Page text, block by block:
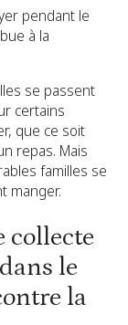
pendant le
à la
se passent
certains
que ce soit
repas. Mais
familles se
manger.
collecte
le
la